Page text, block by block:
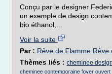
Conçu par le designer
un exemple de design
bio éthanol,...
Voir la suite
Par : Rêve de Flamme Rêve
Thèmes liés : cheminee
cheminee contemporaine foyer ouvert